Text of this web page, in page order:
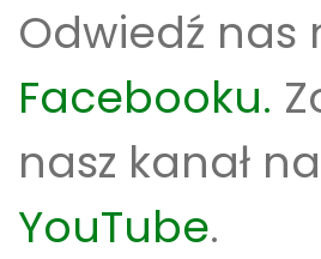
Odwiedź nas
Facebooku.
nasz kanał na
YouTube.